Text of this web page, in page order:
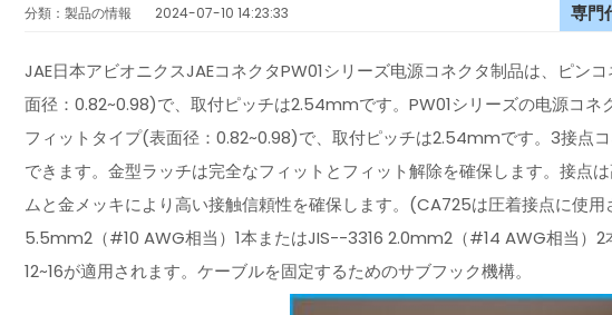
分類：製品の情報 2024-07-10 14:23:33 専門
JAE日本アビオニクスJAEコネクタPW01シリーズ电源コネクタ制品は、ピン
面径：0.82~0.98)で、取付ピッチは2.54mmです。PW01シリーズの电源コ
フィットタイプ(表面径：0.82~0.98)で、取付ピッチは2.54mmです。3接点
できます。金型ラッチは完全なフィットとフィット解除を確保します。接点
ムと金メッキにより高い接触信頼性を確保します。(CA725は圧着接点に使
5.5mm2（#10 AWG相当）1本またはJIS--3316 2.0mm2（#14 AWG相当）2
12~16が適用されます。ケーブルを固定するためのサブフック機構。